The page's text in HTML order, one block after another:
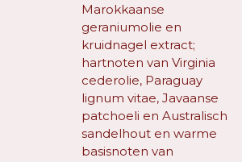
Marokkaanse
geraniumolie en
kruidnagel extract;
hartnoten van Virginia
cederolie, Paraguay
lignum vitae, Javaanse
patchoeli en Australisch
sandelhout en warme
basisnoten van